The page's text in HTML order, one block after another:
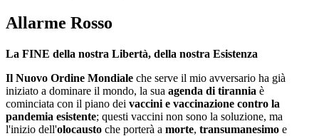
Allarme Rosso
La FINE della nostra Libertà, della nostra Esistenza
Il Nuovo Ordine Mondiale che serve il mio avversario ha già
iniziato a dominare il mondo, la sua agenda di tirannia è
cominciata con il piano dei vaccini e vaccinazione contro la
pandemia esistente; questi vaccini non sono la soluzione, ma
l'inizio dell'olocausto che porterà a morte, transumanesimo e